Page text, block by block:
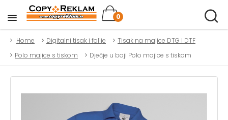
0
Home Digitalni tisak i folije
Tisak na majice DTG i DTF
Polo majice s tiskom
Dječje u boji Polo majice s tiskom